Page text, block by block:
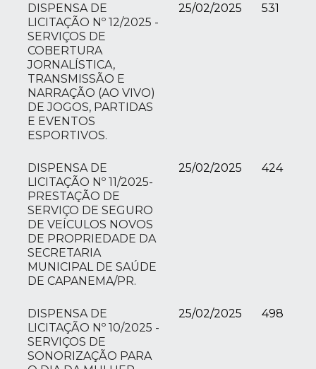
DISPENSA DE
LICITAÇÃO Nº 12/2025 -
SERVIÇOS DE
COBERTURA
JORNALÍSTICA,
TRANSMISSÃO E
NARRAÇÃO (AO VIVO)
DE JOGOS, PARTIDAS
E EVENTOS
ESPORTIVOS.
25/02/2025 531
DISPENSA DE
LICITAÇÃO Nº 11/2025-
PRESTAÇÃO DE
SERVIÇO DE SEGURO
DE VEÍCULOS NOVOS
DE PROPRIEDADE DA
SECRETARIA
MUNICIPAL DE SAÚDE
DE CAPANEMA/PR.
25/02/2025 424
DISPENSA DE
LICITAÇÃO Nº 10/2025 -
SERVIÇOS DE
SONORIZAÇÃO PARA
25/02/2025 498